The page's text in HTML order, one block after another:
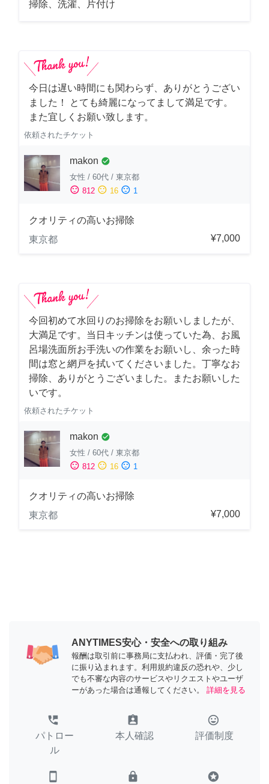
掃除、洗濯、片付け
今日は遅い時間にも関わらず、ありがとうござい
ました！ とても綺麗になってまして満足です。
また宜しくお願い致します。
依頼されたチケット
makon check_circle
女性 / 60代 / 東京都
sentiment_satisfied 812 sentiment_neutral 16 sentiment_dissatisfied 1
クオリティの高いお掃除
東京都
¥7,000
今回初めて水回りのお掃除をお願いしましたが、
大満足です。当日キッチンは使っていた為、お風
呂場洗面所お手洗いの作業をお願いし、余った時
間は窓と網戸を拭いてくださいました。丁寧なお
掃除、ありがとうございました。またお願いした
いです。
依頼されたチケット
makon check_circle
女性 / 60代 / 東京都
sentiment_satisfied 812 sentiment_neutral 16 sentiment_dissatisfied 1
クオリティの高いお掃除
東京都
¥7,000
ANYTIMES安心・安全への取り組み
報酬は取引前に事務局に支払われ、評価・完了後
に振り込まれます。利用規約違反の恐れや、少し
でも不審な内容のサービスやリクエストやユーザ
ーがあった場合は通報してください。
詳細を見る
perm_phone_msg
パトロー
ル
assignment_ind
本人確認
tag_faces
評価制度
smartphone lock stars